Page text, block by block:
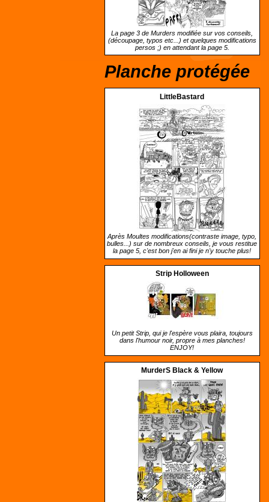
La page 3 de Murders modifiée sur vos conseils,
(découpage, typos etc...) et quelques modifications
persos ;) en attendant la page 5.
Planche protégée
LittleBastard
Après Moultes modifications(contraste image, typo,
bulles...) sur de nombreux conseils, je vous restitue
la page 5, c'est bon j'en ai fini je n'y touche plus!
Strip Holloween
Un petit Strip, qui je l'espère vous plaira, toujours
dans l'humour noir, propre à mes planches!
ENJOY!
MurderS Black & Yellow